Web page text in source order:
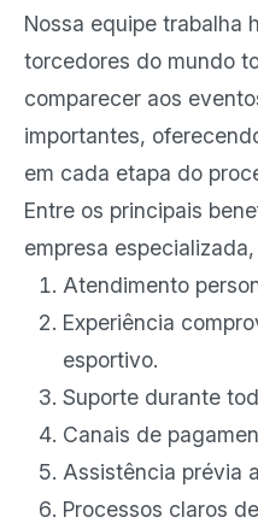
Nossa equipe trabalha
torcedores do mundo
comparecer aos
importantes,
em cada etapa do
Entre os principais
empresa
Atendimento
Experiência
esportivo.
Suporte durante
Canais de
Assistência prévia
Processos claros